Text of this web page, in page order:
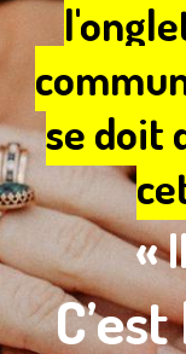
se doit
«